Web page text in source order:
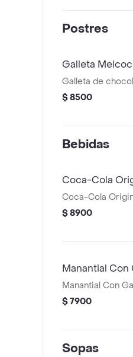
Postres
Galleta
Galleta de
$ 8500
Bebidas
Coca-Cola
Coca-Cola
$ 8900
Manantial Con
Manantial Con
$ 7900
Sopas